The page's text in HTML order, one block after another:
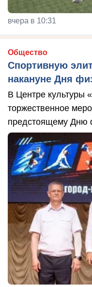
вчера в 10:31
Общество
Спортивную
накануне Дня
В Центре культуры
торжественное
предстоящему Дню